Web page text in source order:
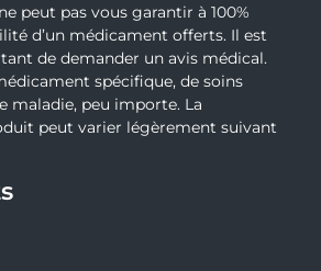
peut pas vous garantir à 100%
d’un médicament offerts. Il est
de demander un avis médical.
spécifique, de soins
maladie, peu importe. La
peut varier légèrement suivant